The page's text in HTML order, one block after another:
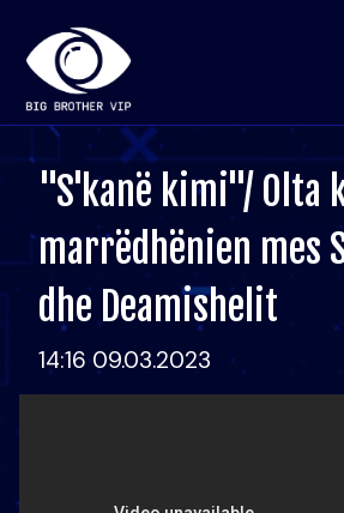
"S'kanë kimi"/ Olta
marrëdhënien mes
dhe Deamishelit
14:16 09.03.2023